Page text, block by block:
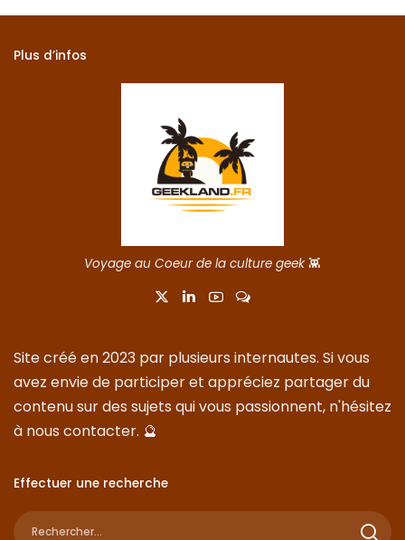
Plus d’infos
Voyage au Coeur de la culture geek👾
Site créé en 2023 par plusieurs internautes. Si vous
avez envie de participer et appréciez partager du
contenu sur des sujets qui vous passionnent, n'hésitez
à nouscontacter. 🔮
Effectuer une recherche